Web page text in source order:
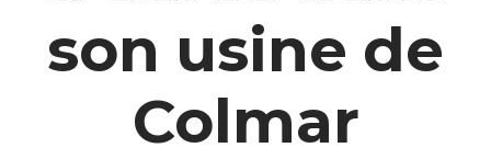
son usine de
Colmar